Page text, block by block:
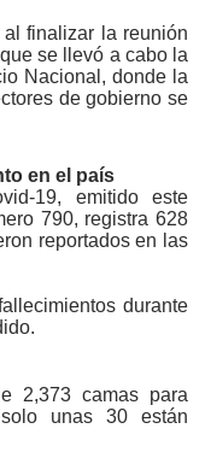
finalizar la re­unión
se lle­vó a cabo la
Na­cional, donde la
de gobierno se
en el país
19, emitido este
790, registra 628
reporta­dos en las
du­rante
2,373 camas pa­ra
unas 30 están